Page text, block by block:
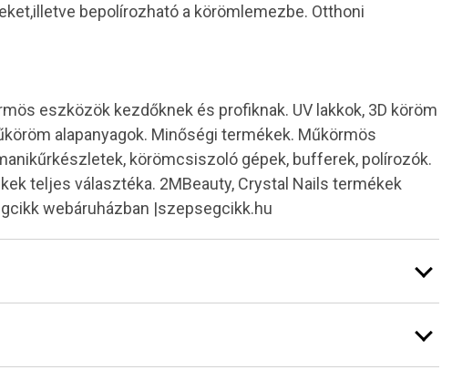
bepolírozható a körömlemezbe. Otthoni
eszközök kezdőknek és profiknak. UV lakkok, 3D köröm
alapanyagok. Minőségi termékek. Műkörmös
körömcsiszoló gépek, bufferek, polírozók.
teljes választéka. 2MBeauty, Crystal Nails termékek
webáruházban |szepsegcikk.hu